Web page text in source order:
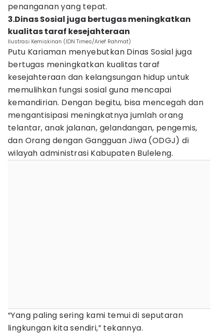
penanganan yang tepat.
3.Dinas Sosial juga bertugas meningkatkan
kualitas taraf kesejahteraan
Ilustrasi Kemiskinan (IDN Times/Arief Rahmat)
Putu Kariaman menyebutkan Dinas Sosial juga
bertugas meningkatkan kualitas taraf
kesejahteraan dan kelangsungan hidup untuk
memulihkan fungsi sosial guna mencapai
kemandirian. Dengan begitu, bisa mencegah dan
mengantisipasi meningkatnya jumlah orang
telantar, anak jalanan, gelandangan, pengemis,
dan Orang dengan Gangguan Jiwa (ODGJ) di
wilayah administrasi Kabupaten Buleleng.
“Yang paling sering kami temui di seputaran
lingkungan kita sendiri,” tekannya.